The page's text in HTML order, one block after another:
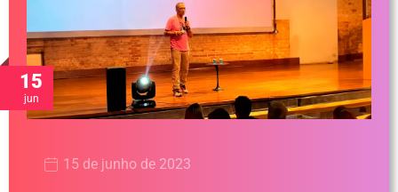
15
jun
15 de junho de 2023